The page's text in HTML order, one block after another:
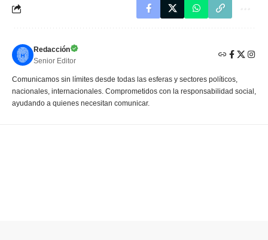
Redacción
Senior Editor
Comunicamos sin límites desde todas las esferas y sectores políticos,
nacionales, internacionales. Comprometidos con la responsabilidad social,
ayudando a quienes necesitan comunicar.